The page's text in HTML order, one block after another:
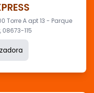
Torre A apt 13 - Parque
08673-115